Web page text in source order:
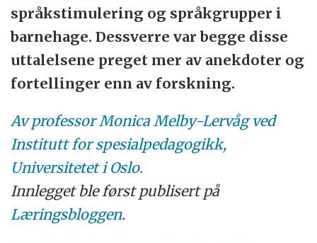
språkstimulering og språkgrupper i
barnehage. Dessverre var begge disse
uttalelsene preget mer av anekdoter og
fortellinger enn av forskning.
Av professor Monica Melby-Lervåg ved
Institutt for spesialpedagogikk,
Universitetet i Oslo.
Innlegget ble først publisert på
Læringsbloggen.